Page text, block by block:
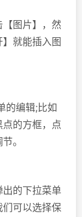
图片】，然
就能插入图
编辑;比如
的方框，点
。
的下拉菜单
可以选择保